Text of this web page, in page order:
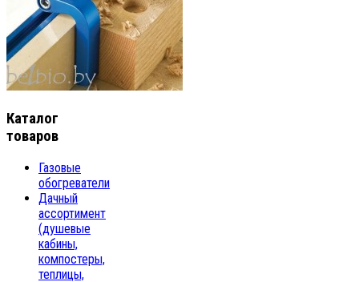
Каталог
товаров
Газовые
обогреватели
Дачный
ассортимент
(душевые
кабины,
компостеры,
теплицы,